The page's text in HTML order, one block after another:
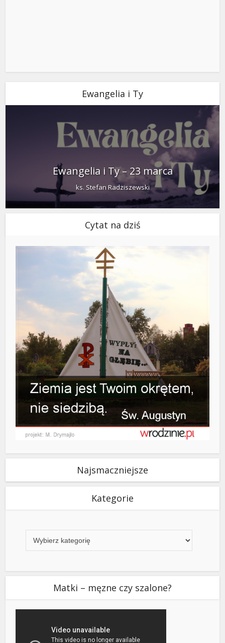
Ewangelia i Ty
Ewangelia i Ty – 23 marca
ks. Stefan Radziszewski
Cytat na dziś
Najsmaczniejsze
Kategorie
Matki – męzne czy szalone?